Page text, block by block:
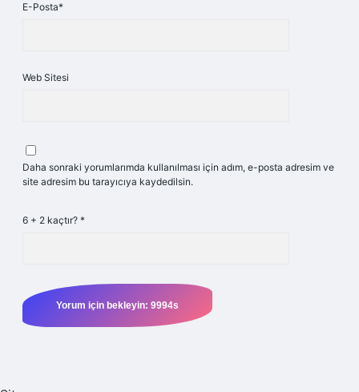
E-Posta*
Web Sitesi
Daha sonraki yorumlarımda kullanılması için adım, e-posta adresim ve
site adresim bu tarayıcıya kaydedilsin.
6 + 2 kaçtır? *